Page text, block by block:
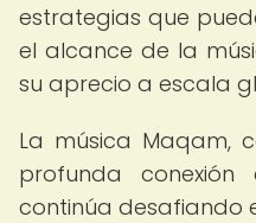
estrategias que
el alcance de la
su aprecio a escala
La música Maqam,
profunda
continúa desafiando